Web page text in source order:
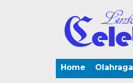
Home Olahraga